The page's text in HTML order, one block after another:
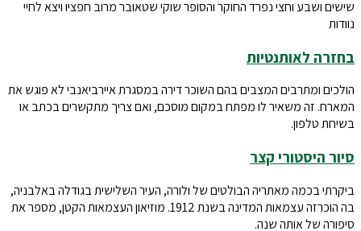
שישים ושבע וחצי נפרד החוקר והסופר שוקי שטאובר מרוב חפציו ויצא לחיי
נוודות
בחזרה לאותנטיות
הולכים ומתרבים המצבים בהם השוכר דירה במסגרת איירביאנבי לא פוגש את
המארח. זה משאיר לו מפתח במקום מוסכם, ואם צריך מתקשרים בכתב או
בשיחת טלפון.
סיור היסטורי קצר
ביקרתי בכמה מאתריה הבולטים של ולורה, העיר השלישית בגודלה באלבניה,
בה הוכרזה עצמאות המדינה בשנת 1912. מוזיאון העצמאות הקטן, מספר את
סיפורה של אותה שנה.